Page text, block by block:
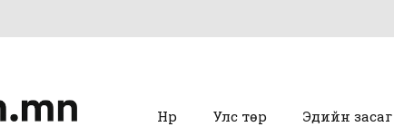
Нүүр Улс төр Эдийн засаг